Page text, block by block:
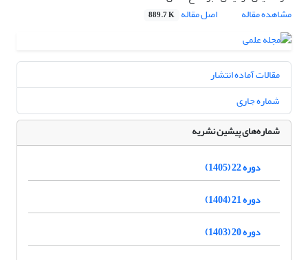
مشاهده مقاله
اصل مقاله 889.7 K
مقالات آماده انتشار
شماره جاری
شماره‌های پیشین نشریه
دوره 22 (1405)
دوره 21 (1404)
دوره 20 (1403)